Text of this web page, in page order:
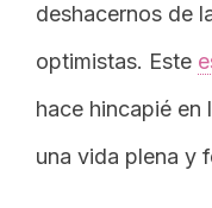
deshacernos de
optimistas. Este
hace hincapié
una vida plena y